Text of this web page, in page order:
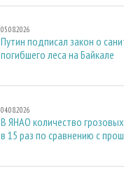
05.08.2026
Путин подписал закон о
погибшего леса на Байкале
04.08.2026
В ЯНАО количество
в 15 раз по сравнению с